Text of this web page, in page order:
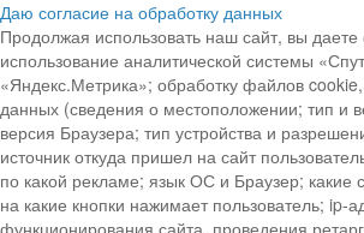
Даю согласие на обработку данных
Продолжая использовать наш сайт, вы даете
использование аналитической системы
«Яндекс.Метрика»; обработку файлов cookie,
данных (сведения о местоположении; тип и
версия Браузера; тип устройства и
источник откуда пришел на сайт
по какой рекламе; язык ОС и Браузер; какие
на какие кнопки нажимает пользователь; ip-
функционирования сайта, проведения